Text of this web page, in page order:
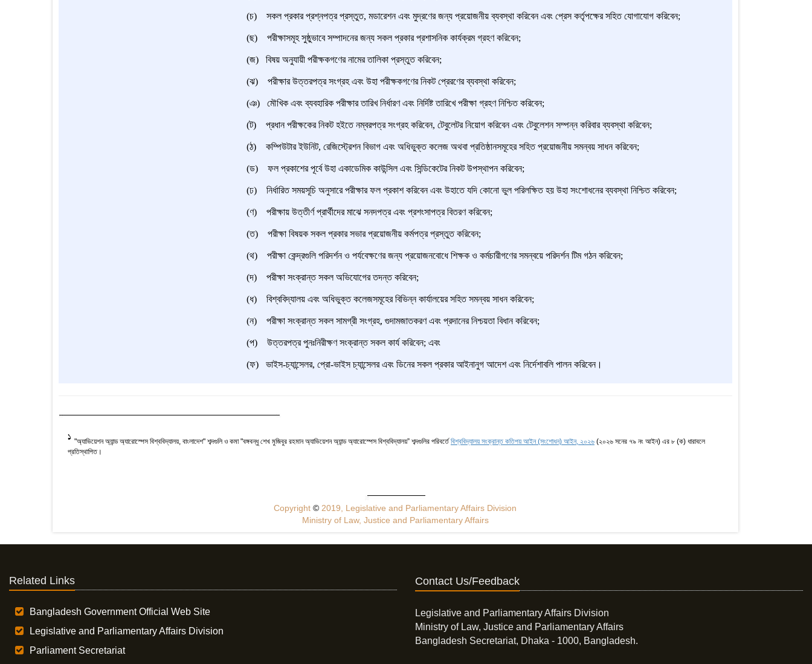
(চ) সকল প্রকার প্রশ্নপত্র প্রস্তুত, মডারেশন এবং মুদ্রণের জন্য প্রয়োজনীয় ব্যবস্থা করিবেন এবং প্রেস কর্তৃপক্ষের সহিত যোগাযোগ করিবেন;
(ছ) পরীক্ষাসমূহ সুষ্ঠুভাবে সম্পাদনের জন্য সকল প্রকার প্রশাসনিক কার্যক্রম গ্রহণ করিবেন;
(জ) বিষয় অনুযায়ী পরীক্ষকগণের নামের তালিকা প্রস্তুত করিবেন;
(ঝ) পরীক্ষার উত্তরপত্র সংগ্রহ এবং উহা পরীক্ষকগণের নিকট প্রেরণের ব্যবস্থা করিবেন;
(ঞ) মৌখিক এবংব্যবহারিক পরীক্ষার তারিখ নির্ধারণ এবং নির্দিষ্ট তারিখে পরীক্ষা গ্রহণ নিশ্চিত করিবেন;
(ট) প্রধান পরীক্ষকের নিকট হইতে নম্বরপত্র সংগ্রহ করিবেন, টেবুলেটর নিয়োগ করিবেন এবং টেবুলেশন সম্পন্ন করিবার ব্যবস্থা করিবেন;
(ঠ) কম্পিউটার ইউনিট, রেজিস্ট্রেশনবিভাগ এবং অধিভুক্ত কলেজ অথবা প্রতিষ্ঠানসমূহের সহিত প্রয়োজনীয় সমন্বয় সাধন করিবেন;
(ড) ফল প্রকাশের পূর্বে উহা একাডেমিক কাউন্সিলএবং সিন্ডিকেটেরনিকট উপস্থাপন করিবেন;
(ঢ) নির্ধারিত সময়সূচি অনুসারে পরীক্ষার ফল প্রকাশ করিবেন এবং উহাতে যদি কোনো ভুল পরিলক্ষিত হয় উহা সংশোধনের ব্যবস্থা নিশ্চিত করিবেন;
(ণ) পরীক্ষায় উত্তীর্ণ প্রার্থীদের মাঝে সনদপত্র এবং প্রশংসাপত্র বিতরণ করিবেন;
(ত) পরীক্ষা বিষয়ক সকল প্রকার সভার প্রয়োজনীয় কর্মপত্র প্রস্তুত করিবেন;
(থ) পরীক্ষা কেন্দ্রগুলিপরিদর্শন ও পর্যবেক্ষণের জন্য প্রয়োজনবোধে শিক্ষক ও কর্মচারীগণের সমন্বয়ে পরিদর্শন টিম গঠন করিবেন;
(দ) পরীক্ষা সংক্রান্ত সকল অভিযোগের তদন্ত করিবেন;
(ধ) বিশ্ববিদ্যালয় এবং অধিভুক্ত কলেজসমূহের বিভিন্ন কার্যালয়ের সহিত সমন্বয় সাধন করিবেন;
(ন) পরীক্ষা সংক্রান্ত সকল সামগ্রী সংগ্রহ, গুদামজাতকরণ এবং প্রদানের নিশ্চয়তা বিধান করিবেন;
(প) উত্তরপত্র পুনঃনিরীক্ষণ সংক্রান্ত সকল কার্য করিবেন; এবং
(ফ) ভাইস-চ্যান্সেলর, প্রো-ভাইস চ্যান্সেলর এবং ডিনেরসকল প্রকার আইনানুগ আদেশ এবং নির্দেশাবলি পালন করিবেন।
1 "অ্যাভিয়েশন অ্যান্ড অ্যারোস্পেস বিশ্ববিদ্যালয়, বাংলাদেশ" শব্দগুলি ও কমা "বঙ্গবন্ধু শেখ মুজিবুর রহমান অ্যাভিয়েশন অ্যান্ড অ্যারোস্পেস বিশ্ববিদ্যালয়” শব্দগুলির পরিবর্তেবিশ্ববিদ্যালয় সংক্রান্ত কতিপয় আইন (সংশোধন) আইন, ২০২৬ (২০২৬ সনের ৭৯ নং আইন) এর ৮ (ক) ধারাবলে
প্রতিস্থাপিত।
Copyright© 2019, Legislative and Parliamentary Affairs Division
Ministry of Law, Justice and Parliamentary Affairs
Related Links
Bangladesh Government Official Web Site
Legislative and Parliamentary Affairs Division
Parliament Secretariat
Contact Us/Feedback
Legislative and Parliamentary Affairs Division
Ministry of Law, Justice and Parliamentary Affairs
Bangladesh Secretariat, Dhaka - 1000, Bangladesh.